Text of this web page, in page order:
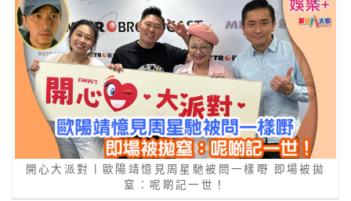
開心大派對丨歐陽靖憶見周星馳被問一樣嘢 即場被拋
窒：呢啲記一世！